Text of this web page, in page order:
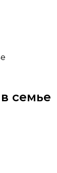
семье